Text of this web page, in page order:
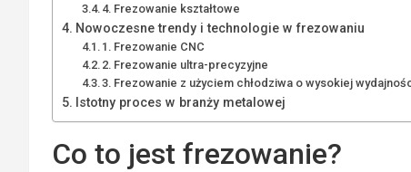
4. Frezowanie kształtowe
Nowoczesne trendy i technologie w frezowaniu
1. Frezowanie CNC
2. Frezowanie ultra-precyzyjne
3. Frezowanie z użyciem chłodziwa o wysokiej
Istotny proces w branży metalowej
Co to jest frezowanie?